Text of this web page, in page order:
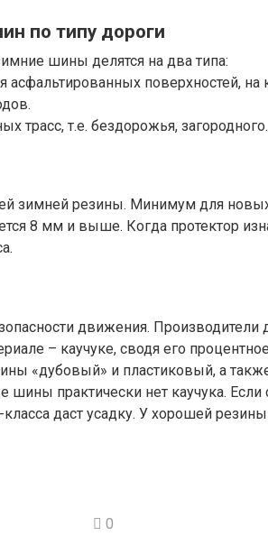
по типу дороги
шины делятся на два типа:
поверхностей, на
трасс, т.е. бездорожья, загородного.
зимней резины. Минимум для
8 мм и выше. Когда протектор
движения.
– каучуке, сводя его
«дубовый» и пластиковый, а
шины практически нет каучука.
даст усадку. У хорошей
0